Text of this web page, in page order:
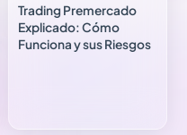
Trading Premercado
Explicado: Cómo
Funciona y sus Riesgos